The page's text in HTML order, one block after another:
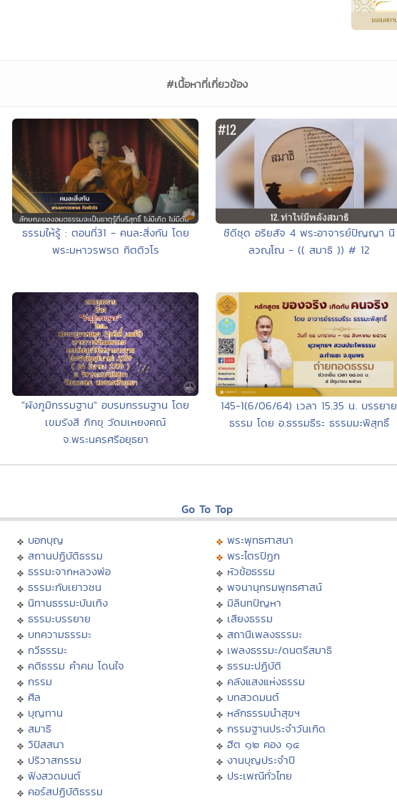
#เนื้อหาที่เกี่ยวข้อง
ธรรมให้รู้ : ตอนที่31 - คนละสิ่งกัน โดย
พระมหาวรพรต กิตติวโร
ซีดีชุด อริยสัจ 4 พระอาจารย์ปัญญา นี
ลวณฺโณ - (( สมาธิ )) # 12
"ผังภูมิกรรมฐาน" อบรมกรรมฐาน โดย
เขมรังสี ภิกขุ วัดมเหยงคณ์
จ.พระนครศรีอยุธยา
145-1(6/06/64) เวลา 15.35 น. บรรยาย
ธรรม โดย อ.ธรรมธีระ ธรรมมะพิสุทธิ์
Go To Top
บอกบุญ
สถานปฏิบัติธรรม
ธรรมะจากหลวงพ่อ
ธรรมะกับเยาวชน
นิทานธรรมะบันเทิง
ธรรมะบรรยาย
บทความธรรมะ
กวีธรรมะ
คติธรรม คำคม โดนใจ
กรรม
ศีล
บุญทาน
สมาธิ
วิปัสสนา
ปริวาสกรรม
ฟังสวดมนต์
คอร์สปฏิบัติธรรม
พระพุทธศาสนา
พระไตรปิฏก
หัวข้อธรรม
พจนานุกรมพุทธศาสน์
มิลินทปัญหา
เสียงธรรม
สถานีเพลงธรรมะ
เพลงธรรมะ/ดนตรีสมาธิ
ธรรมะปฏิบัติ
คลังแสงแห่งธรรม
บทสวดมนต์
หลักธรรมนำสุขฯ
กรรมฐานประจำวันเกิด
ฮีต ๑๒ คอง ๑๔
งานบุญประจำปี
ประเพณีทั่วไทย